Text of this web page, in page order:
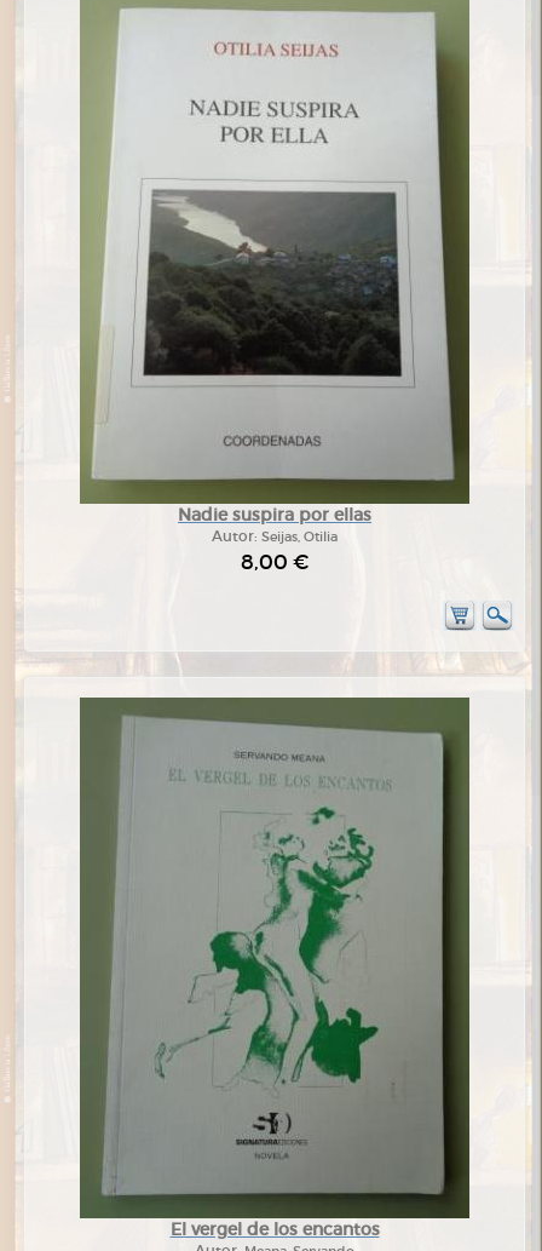
Nadie suspira por ellas
Autor: Seijas, Otilia
8,00 €
El vergel de los encantos